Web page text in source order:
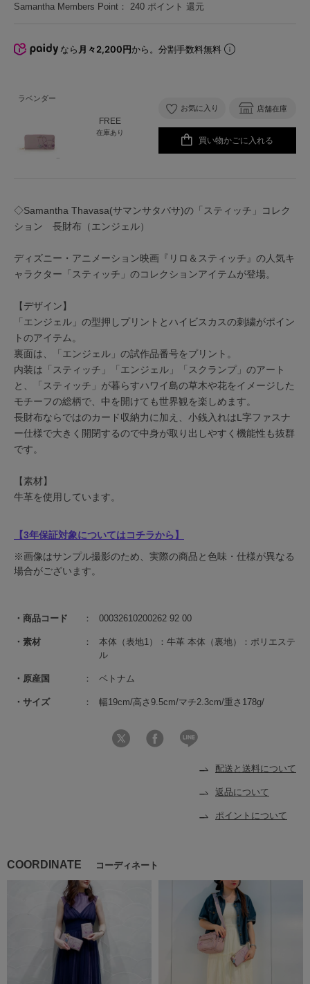
商品コード 00032610200262 92 00
Samantha Members Point： 240 ポイント 還元
素材
本体（表地1）：牛革 本体（裏地）：ポリエステ
ル
原産国 ベトナム
サイズ 幅19cm/高さ9.5cm/マチ2.3cm/重さ178g/
なら 月々2,200円から。分割手数料無料
ラベンダー
FREE
在庫あり
お気に入り 店舗在庫
買い物かごに入れる
配送と送料について
返品について
ポイントについて
COORDINATE コーディネート
◇Samantha Thavasa(サマンサタバサ)の「スティッチ」コレク
ション 長財布（エンジェル）
ディズニー・アニメーション映画『リロ＆スティッチ』の人気キ
ャラクター「スティッチ」のコレクションアイテムが登場。
【デザイン】
「エンジェル」の型押しプリントとハイビスカスの刺繍がポイン
トのアイテム。
裏面は、「エンジェル」の試作品番号をプリント。
内装は「スティッチ」「エンジェル」「スクランプ」のアート
と、「スティッチ」が暮らすハワイ島の草木や花をイメージした
モチーフの総柄で、中を開けても世界観を楽しめます。
長財布ならではのカード収納力に加え、小銭入れはL字ファスナ
ー仕様で大きく開閉するので中身が取り出しやすく機能性も抜群
です。
【素材】
牛革を使用しています。
【3年保証対象についてはコチラから】
※画像はサンプル撮影のため、実際の商品と色味・仕様が異なる
場合がございます。